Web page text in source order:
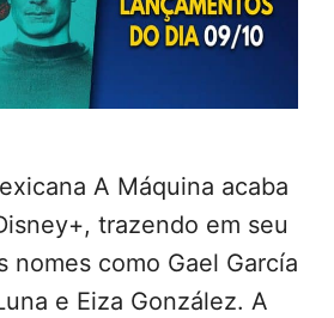
A Máquina acaba
trazendo em seu
nomes como Gael García
e Eiza González. A